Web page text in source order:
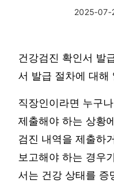
2025-07-
건강검진 확인서 발
서 발급 절차에 대해
직장인이라면 누구
제출해야 하는 상황
검진 내역을 제출하
보고해야 하는 경우
서는 건강 상태를 증